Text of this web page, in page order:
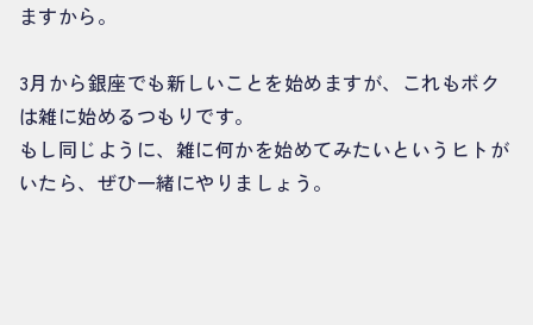
ますから。
3月から銀座でも新しいことを始めますが、これもボク
は雑に始めるつもりです。
もし同じように、雑に何かを始めてみたいというヒトが
いたら、ぜひ一緒にやりましょう。